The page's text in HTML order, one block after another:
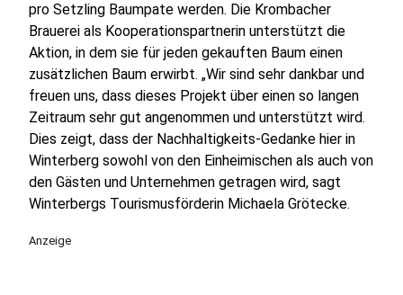
pro Setzling Baumpate werden. Die Krombacher
Brauerei als Kooperationspartnerin unterstützt die
Aktion, in dem sie für jeden gekauften Baum einen
zusätzlichen Baum erwirbt. „Wir sind sehr dankbar und
freuen uns, dass dieses Projekt über einen so langen
Zeitraum sehr gut angenommen und unterstützt wird.
Dies zeigt, dass der Nachhaltigkeits-Gedanke hier in
Winterberg sowohl von den Einheimischen als auch von
den Gästen und Unternehmen getragen wird, sagt
Winterbergs Tourismusförderin Michaela Grötecke.
Anzeige